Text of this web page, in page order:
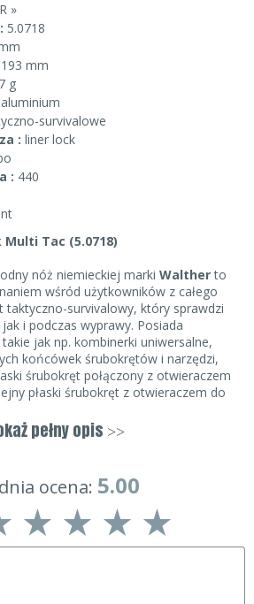
»
5.0718
193 mm
g
aluminium
survivalowe
: liner lock
: 440
Multi Tac (5.0718)
nóż niemieckiej marki Waltherto
wśród użytkowników z całego
taktyczno-survivalowy, który sprawdzi
i podczas wyprawy. Posiada
jak np. kombinerki uniwersalne,
końcówek śrubokrętów i narzędzi,
śrubokręt połączony z otwieraczem
płaski śrubokręt z otwieraczem do
się ponadprzeciętną
na uszkodzenia. Ostrze
ząbkowane
, zwiększa uniwersalność
zarówno do przygotowywania
typu prac. Na uwagę zasługuje również
podczas wykonywania wielu czynności.
pełny opis >>
ocena: 5.00